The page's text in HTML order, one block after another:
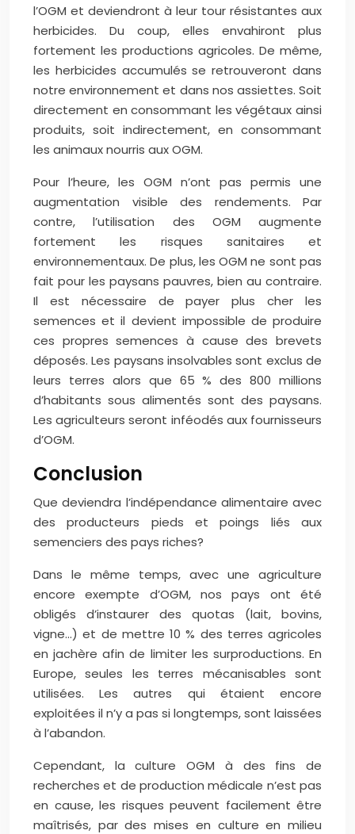
l’OGM et deviendront à leur tour résistantes aux
herbicides. Du coup, elles envahiront plus
fortement les productions agricoles. De même,
les herbicides accumulés se retrouveront dans
notre environnement et dans nos assiettes. Soit
directement en consommant les végétaux ainsi
produits, soit indirectement, en consommant
les animaux nourris aux OGM.
Pour l’heure, les OGM n’ont pas permis une
augmentation visible des rendements. Par
contre, l’utilisation des OGM augmente
fortement les risques sanitaires et
environnementaux. De plus, les OGM ne sont pas
fait pour les paysans pauvres, bien au contraire.
Il est nécessaire de payer plus cher les
semences et il devient impossible de produire
ces propres semences à cause des brevets
déposés. Les paysans insolvables sont exclus de
leurs terres alors que 65 % des 800 millions
d’habitants sous alimentés sont des paysans.
Les agriculteurs seront inféodés aux fournisseurs
d’OGM.
Conclusion
Que deviendra l’indépendance alimentaire avec
des producteurs pieds et poings liés aux
semenciers des pays riches?
Dans le même temps, avec une agriculture
encore exempte d’OGM, nos pays ont été
obligés d’instaurer des quotas (lait, bovins,
vigne…) et de mettre 10 % des terres agricoles
en jachère afin de limiter les surproductions. En
Europe, seules les terres mécanisables sont
utilisées. Les autres qui étaient encore
exploitées il n’y a pas si longtemps, sont laissées
à l’abandon.
Cependant, la culture OGM à des fins de
recherches et de production médicale n’est pas
en cause, les risques peuvent facilement être
maîtrisés, par des mises en culture en milieu